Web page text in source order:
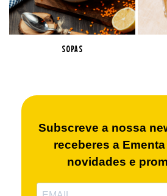
SOPAS